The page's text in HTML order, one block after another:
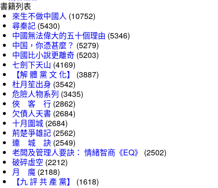
書籍列表
來生不做中國人 (10752)
尋秦記 (5430)
中國無法偉大的五十個理由 (5346)
中国，你憑甚麼？ (5279)
中國比小說更離奇 (5203)
七劍下天山 (4169)
【解 體 黨 文 化】
(3887)
杜月笙出身 (3542)
危險人物系列 (3435)
俠 客 行 (2862)
欠債人天書 (2684)
十月圍城 (2684)
荊楚爭雄記 (2562)
連 城 訣 (2549)
老闆及管理人要訣： 情緒智商《EQ》 (2502)
破碎虛空 (2212)
月 魔 (2188)
【九 評 共 產 黨】
(1618)